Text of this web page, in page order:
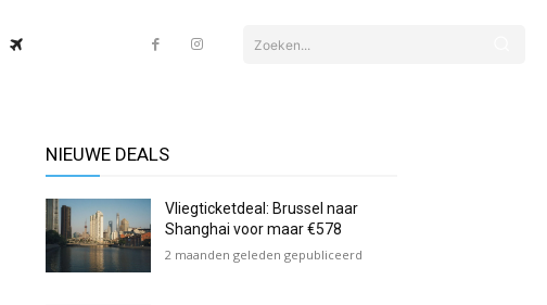
Zoeken...
NIEUWE DEALS
Vliegticketdeal: Brussel naar
Shanghai voor maar €578
2 maanden geleden gepubliceerd